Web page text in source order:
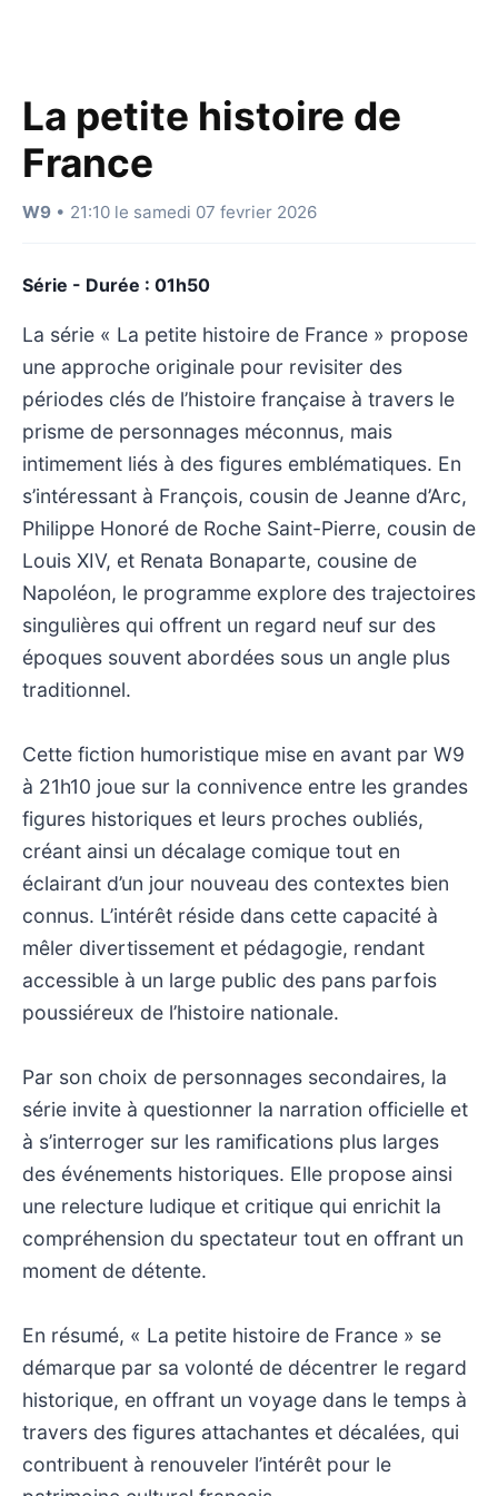
La petite histoire de
France
W9 • 21:10 le samedi 07 fevrier 2026
Série - Durée : 01h50
La série « La petite histoire de France » propose
une approche originale pour revisiter des
périodes clés de l’histoire française à travers le
prisme de personnages méconnus, mais
intimement liés à des figures emblématiques. En
s’intéressant à François, cousin de Jeanne d’Arc,
Philippe Honoré de Roche Saint-Pierre, cousin de
Louis XIV, et Renata Bonaparte, cousine de
Napoléon, le programme explore des trajectoires
singulières qui offrent un regard neuf sur des
époques souvent abordées sous un angle plus
traditionnel.
Cette fiction humoristique mise en avant par W9
à 21h10 joue sur la connivence entre les grandes
figures historiques et leurs proches oubliés,
créant ainsi un décalage comique tout en
éclairant d’un jour nouveau des contextes bien
connus. L’intérêt réside dans cette capacité à
mêler divertissement et pédagogie, rendant
accessible à un large public des pans parfois
poussiéreux de l’histoire nationale.
Par son choix de personnages secondaires, la
série invite à questionner la narration officielle et
à s’interroger sur les ramifications plus larges
des événements historiques. Elle propose ainsi
une relecture ludique et critique qui enrichit la
compréhension du spectateur tout en offrant un
moment de détente.
En résumé, « La petite histoire de France » se
démarque par sa volonté de décentrer le regard
historique, en offrant un voyage dans le temps à
travers des figures attachantes et décalées, qui
contribuent à renouveler l’intérêt pour le